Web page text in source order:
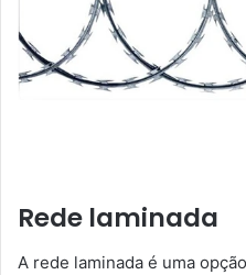
Rede laminada
A rede laminada é uma